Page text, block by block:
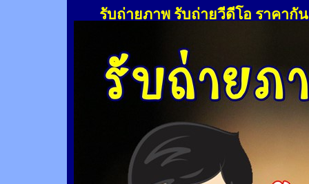
รับถ่ายภาพ รับถ่ายวีดีโอ ราคากั